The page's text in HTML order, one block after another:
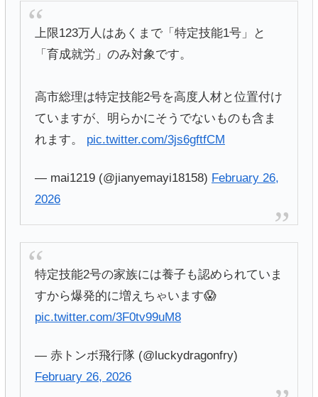
上限123万人はあくまで「特定技能1号」と
「育成就労」のみ対象です。
高市総理は特定技能2号を高度人材と位置付け
ていますが、明らかにそうでないものも含ま
れます。 pic.twitter.com/3js6gftfCM
— mai1219 (@jianyemayi18158) February 26,
2026
特定技能2号の家族には養子も認められていま
すから爆発的に増えちゃいます😱
pic.twitter.com/3F0tv99uM8
— 赤トンボ飛行隊 (@luckydragonfry)
February 26, 2026